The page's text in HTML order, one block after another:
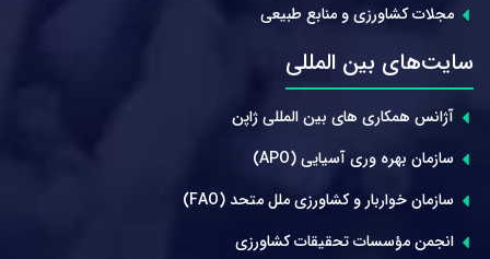
مجلات کشاورزی و منابع طبیعی
سایت‌های بین المللی
آژانس همکاری های بین المللی ژاپن
سازمان بهره وری آسیایی (APO)
سازمان خواربار و کشاورزی ملل متحد (FAO)
انجمن مؤسسات تحقیقات کشاورزی